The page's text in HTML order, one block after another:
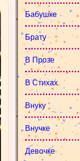
Бабушке
Брату
В Прозе
В Стихах
Внуку
Внучке
Девочке